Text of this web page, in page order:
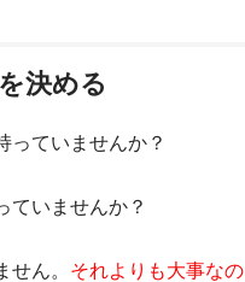
決める
っていませんか？
ていませんか？
ん。 それよりも大事なの